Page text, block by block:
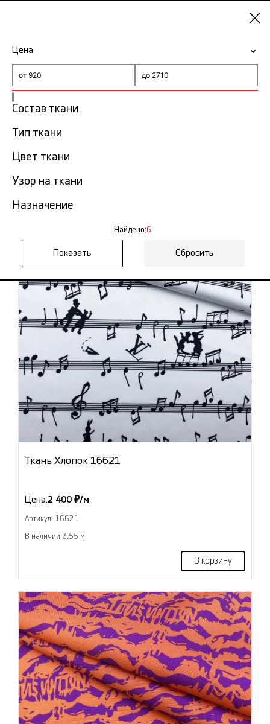
ГлавнаяТкань Louis Vuitton
Ткань Louis Vuitton в
Цена
Состав ткани
Тип ткани
Цвет ткани
Узор на ткани
Назначение
Найдено:6
Сбросить
Ткань Хлопок 16621
Цена:2 400 ₽/м
Артикул: 16621
В наличии 3.55 м
В корзину